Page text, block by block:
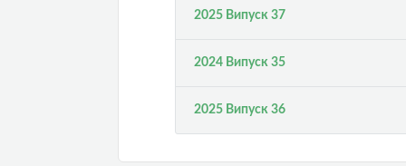
2025 Випуск 37
2024 Випуск 35
2025 Випуск 36